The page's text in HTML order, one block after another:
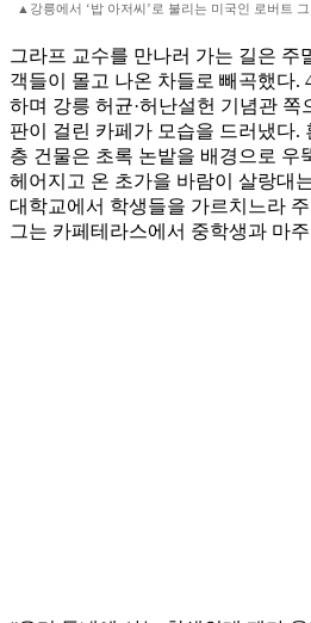
▲강릉에서 ‘밥 아저씨’로 불리는 미국인 로버트
그라프 교수를 만나러 가는 길은 주
객들이 몰고 나온 차들로 빼곡했다.
하며 강릉 허균·허난설헌 기념관 쪽
판이 걸린 카페가 모습을 드러냈다.
층 건물은 초록 논밭을 배경으로 우
헤어지고 온 초가을 바람이 살랑대
대학교에서 학생들을 가르치느라
그는 카페테라스에서 중학생과 마